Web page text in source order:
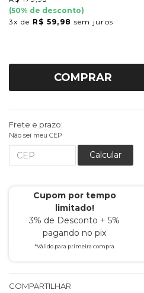
(50% de desconto)
3x de R$ 59,98 sem juros
COMPRAR
Frete e prazo:
Não sei meu CEP
Calcular
Cupom por tempo
limitado!
3% de Desconto + 5%
pagando no pix
*Válido para primeira compra
COMPARTILHAR